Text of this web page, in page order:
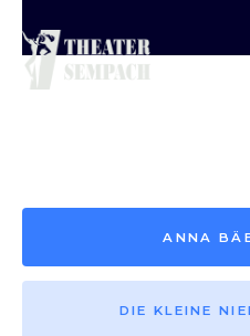
Saison
ANNA
DIE KLEINE